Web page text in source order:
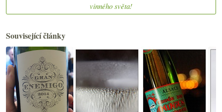
vinného světa!
Související články